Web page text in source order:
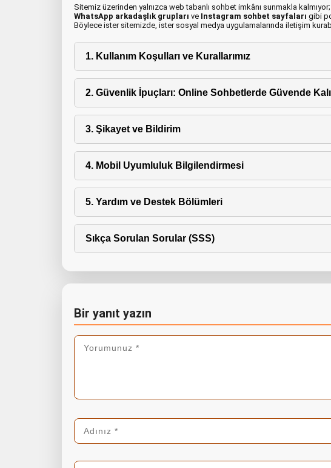
Sitemiz üzerinden yalnızca web tabanlı sohbet imkânı sunmakla
WhatsApp arkadaşlık grupları ve Instagram sohbet sayfaları gibi
Böylece ister sitemizde, ister sosyal medya uygulamalarında iletişim
1. Kullanım Koşulları ve Kurallarımız
2. Güvenlik İpuçları: Online Sohbetlerde Güvende
3. Şikayet ve Bildirim
4. Mobil Uyumluluk Bilgilendirmesi
5. Yardım ve Destek Bölümleri
Sıkça Sorulan Sorular (SSS)
Bir yanıt yazın